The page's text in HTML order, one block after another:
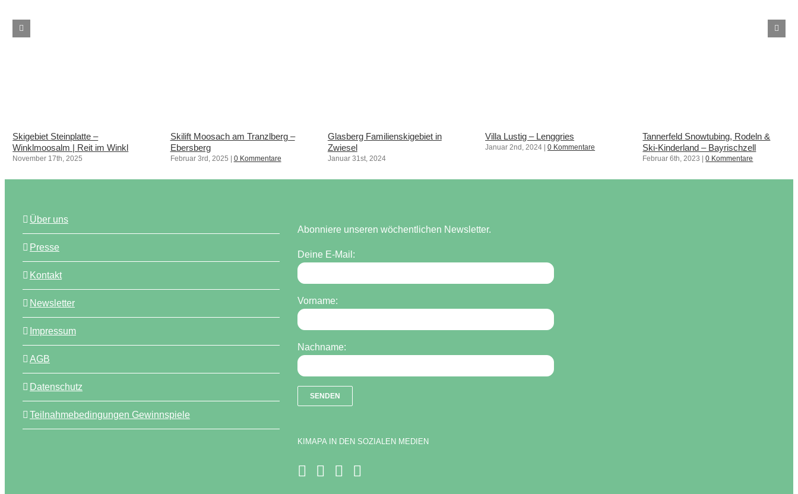
Skigebiet Steinplatte –
Winklmoosalm | Reit im Winkl
November 17th, 2025
Skilift Moosach am Tranzlberg –
Ebersberg
Februar 3rd, 2025 0 Kommentare
Glasberg Familienskigebiet in
Zwiesel
Januar 31st, 2024
Villa Lustig – Lenggries
Januar 2nd, 2024 0 Kommentare
Tannerfeld Snowtubing, Rodeln &
Ski-Kinderland – Bayrischzell
Februar 6th, 2023 0 Kommentare
Über uns
Presse
Kontakt
Newsletter
Impressum
AGB
Datenschutz
Teilnahmebedingungen Gewinnspiele
Abonniere unseren wöchentlichen Newsletter.
Deine E-Mail:
Vorname:
Nachname:
KIMAPA IN DEN SOZIALEN MEDIEN